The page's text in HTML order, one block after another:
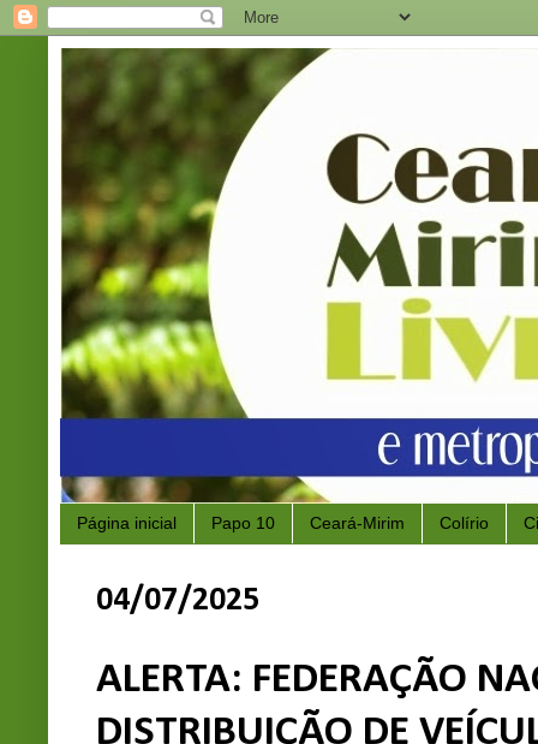
Página inicial Papo 10 Ceará-Mirim Colírio
04/07/2025
ALERTA: FEDERAÇÃO
DISTRIBUIÇÃO DE